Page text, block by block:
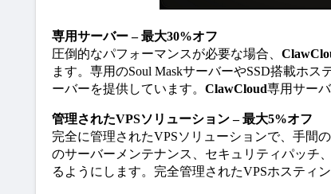
専用サーバー – 最大30%オフ
圧倒的なパフォーマンスが必要な場合、
ます。専用のSoul MaskサーバーやSSD搭載ホス
ーバーを提供しています。 ClawCloud専用サー
管理されたVPSソリューション – 最大5%オフ
完全に管理されたVPSソリューションで、手間
のサーバーメンテナンス、セキュリティパッチ
るようにします。完全管理されたVPSホスティン